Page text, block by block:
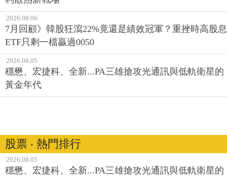
2026.08.06
7月回顧》韓股狂瀉22%竟還是績效冠軍？重挫時高股息
ETF只剩一檔贏過0050
2026.08.05
穩懋、宏捷科、全新...PA三雄搶攻光通訊與低軌衛星的
黃金年代
股票 ‧ 熱門排行
2026.08.05
穩懋、宏捷科、全新...PA三雄搶攻光通訊與低軌衛星的